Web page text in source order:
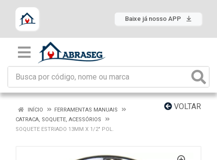
Baixe já nosso APP
VOLTAR
INÍCIO
FERRAMENTAS MANUAIS
CATRACA, SOQUETE, ACESSÓRIOS
SOQUETE ESTRIADO 13MM X 1/2" POL.